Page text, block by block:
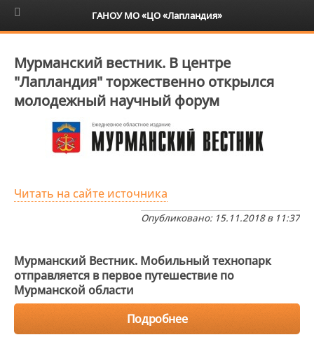
6+
Мурманский вестник. В центре
"Лапландия" торжественно открылся
молодежный научный форум
Читать на сайте источника
Опубликовано: 15.11.2018 в 11:37
Мурманский Вестник. Мобильный технопарк
отправляется в первое путешествие по
Мурманской области
Подробнее
ГАНОУ МО «ЦО «Лапландия»